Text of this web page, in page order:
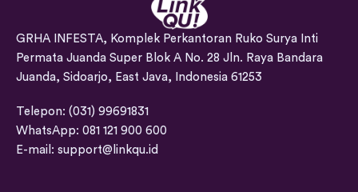
GRHA INFESTA, Komplek Perkantoran Ruko Surya Inti
Permata Juanda Super Blok A No. 28 Jln. Raya Bandara
Juanda, Sidoarjo, East Java, Indonesia 61253
Telepon: (031) 99691831
WhatsApp: 081 121 900 600
E-mail: support@linkqu.id